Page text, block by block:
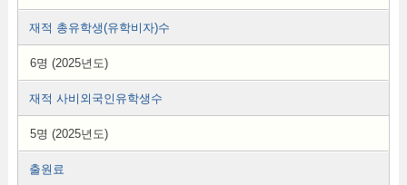
재적 총유학생(유학비자)수
6명 (2025년도)
재적 사비외국인유학생수
5명 (2025년도)
출원료